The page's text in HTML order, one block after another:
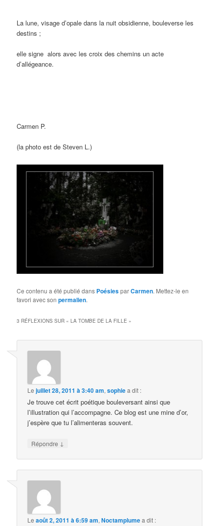
La lune, visage d’opale dans la nuit obsidienne, bouleverse les
destins ;
elle signe alors avec les croix des chemins un acte
d’allégeance.
Carmen P.
(la photo est de Steven L.)
Ce contenu a été publié dans PoésiesparCarmen. Mettez-le en
favori avec sonpermalien.
3 RÉFLEXIONS SUR «LA TOMBE DE LA FILLE »
Lejuillet 28, 2011 à 3:40 am,sophiea dit :
Je trouve cet écrit poétique bouleversant ainsi que
l’illustration qui l’accompagne. Ce blog est une mine d’or,
j’espère que tu l’alimenteras souvent.
Répondre ↓
Leaoût 2, 2011 à 6:59 am,Noctamplumea dit :